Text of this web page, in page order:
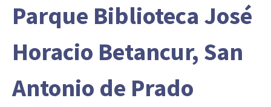
Parque Biblioteca José
Horacio Betancur, San
Antonio de Prado